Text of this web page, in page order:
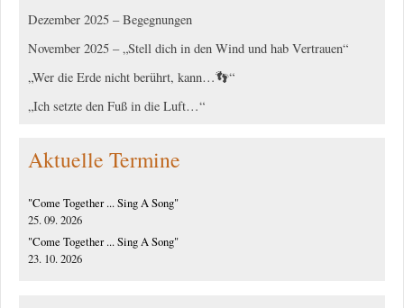
Dezember 2025 – Begegnungen
November 2025 – „Stell dich in den Wind und hab Vertrauen“
„Wer die Erde nicht berührt, kann…👣“
„Ich setzte den Fuß in die Luft…“
Aktuelle Termine
"Come Together ... Sing A Song"
25. 09. 2026
"Come Together ... Sing A Song"
23. 10. 2026